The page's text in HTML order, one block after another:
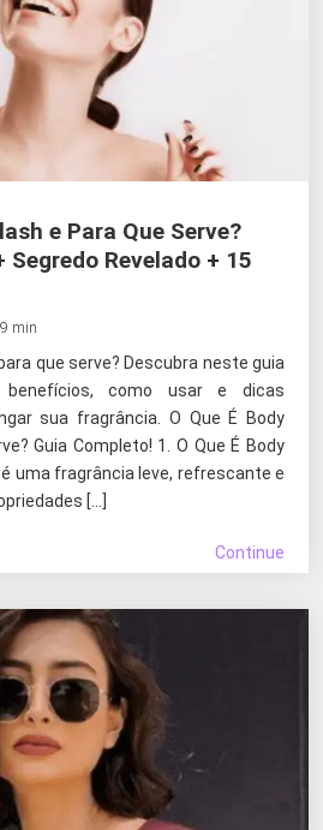
e Para Que Serve?
Segredo Revelado + 15
min
que serve? Descubra neste guia
como usar e dicas
sua fragrância. O Que É Body
Guia Completo! 1. O Que É Body
uma fragrância leve, refrescante e
[…]
Continue